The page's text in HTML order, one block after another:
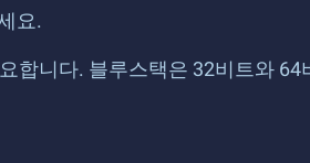
요.
합니다. 블루스택은 32비트와 64